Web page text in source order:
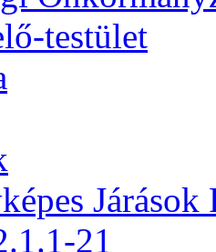
testület
Járások
21